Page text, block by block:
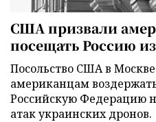
США призвали
посещать Россию
Посольство США в
американцам
Российскую Федерацию
атак украинских дронов.